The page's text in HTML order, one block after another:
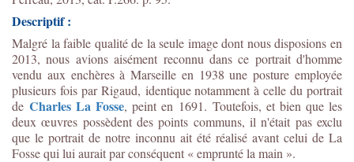
Descriptif :
Malgré la faible qualité de la seule image dont nous disposions en
2013, nous avions aisément reconnu dans ce portrait d'homme
vendu aux enchères à Marseille en 1938 une posture employée
plusieurs fois par Rigaud, identique notamment à celle du portrait
deCharles La Fosse, peint en 1691. Toutefois, et bien que les
deux œuvres possèdent des points communs, il n'était pas exclu
que le portrait de notre inconnu ait été réalisé avant celui de La
Fosse qui lui aurait par conséquent « emprunté la main ».